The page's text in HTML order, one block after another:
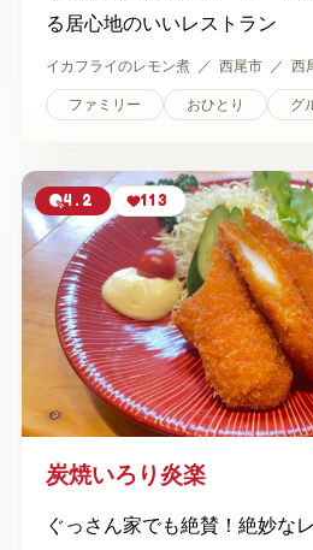
る居心地のいいレストラン
イカフライのレモン煮 西尾市 西
ファミリー おひとり グ
4.2 113
炭焼いろり炎楽
ぐっさん家でも絶賛！絶妙な